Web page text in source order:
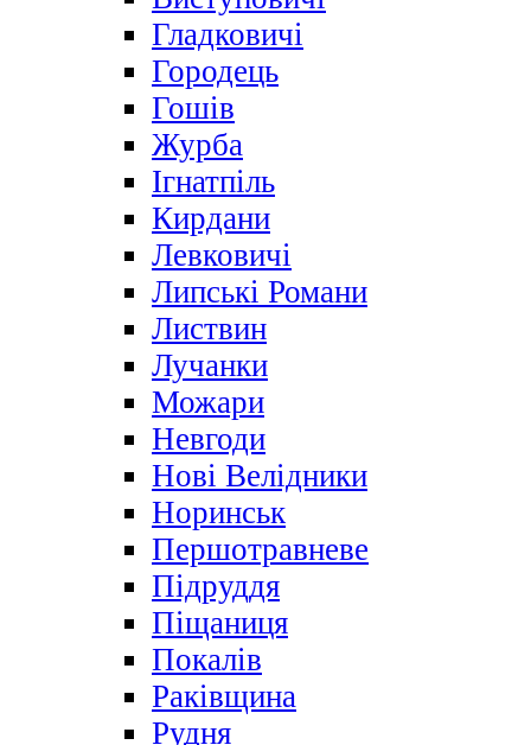
Гладковичі
Городець
Гошів
Журба
Ігнатпіль
Кирдани
Левковичі
Липські Романи
Листвин
Лучанки
Можари
Невгоди
Нові Велідники
Норинськ
Першотравневе
Підруддя
Піщаниця
Покалів
Раківщина
Рудня